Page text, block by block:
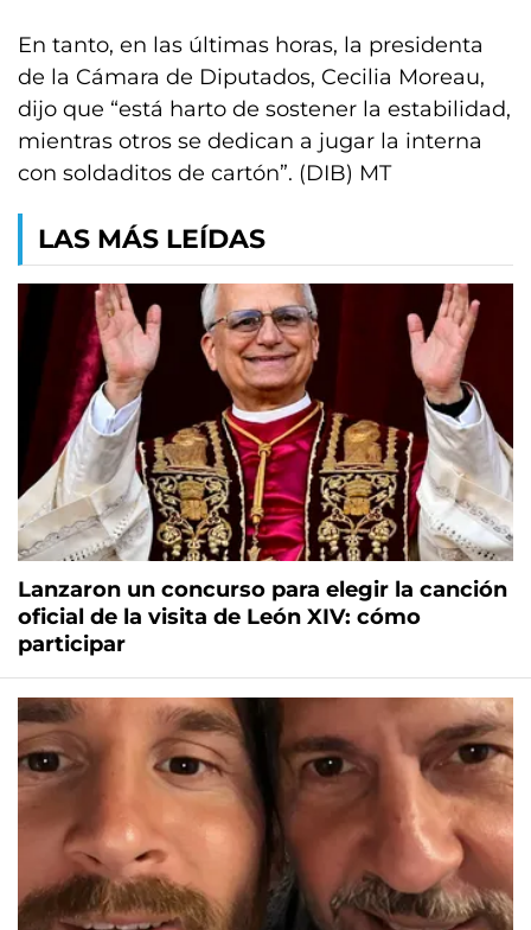
En tanto, en las últimas horas, la presidenta
de la Cámara de Diputados, Cecilia Moreau,
dijo que “está harto de sostener la estabilidad,
mientras otros se dedican a jugar la interna
con soldaditos de cartón”. (DIB) MT
LAS MÁS LEÍDAS
Lanzaron un concurso para elegir la canción
oficial de la visita de León XIV: cómo
participar